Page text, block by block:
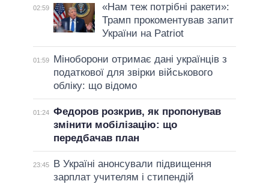
02:59
«Нам теж потрібні ракети»:
Трамп прокоментував запит
України на Patriot
01:59
Міноборони отримає дані українців з
податкової для звірки військового
обліку: що відомо
01:24 Федоров розкрив, як пропонував
змінити мобілізацію: що
передбачав план
23:45
В Україні анонсували підвищення
зарплат учителям і стипендій